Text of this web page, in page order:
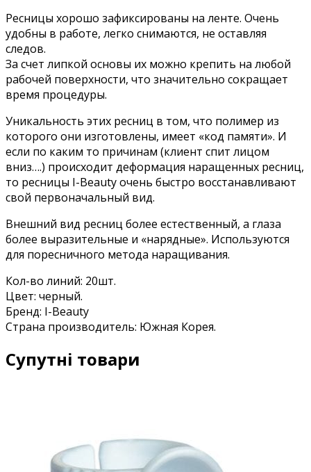
Ресницы хорошо зафиксированы на ленте. Очень
удобны в работе, легко снимаются, не оставляя
следов.
За счет липкой основы их можно крепить на любой
рабочей поверхности, что значительно сокращает
время процедуры.
Уникальность этих ресниц в том, что полимер из
которого они изготовлены, имеет «код памяти». И
если по каким то причинам (клиент спит лицом
вниз….) происходит деформация наращенных ресниц,
то ресницы I-Beauty очень быстро восстанавливают
свой первоначальный вид.
Внешний вид ресниц более естественный, а глаза
более выразительные и «нарядные». Используются
для поресничного метода наращивания.
Кол-во линий: 20шт.
Цвет: черный.
Бренд: I-Beauty
Страна производитель: Южная Корея.
Супутні товари